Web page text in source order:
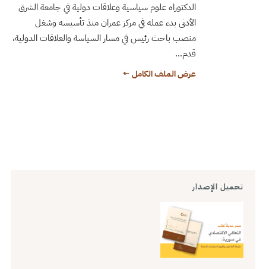
الدكتوراه علوم سياسية وعلاقات دولية في جامعة الشرق
الأدنى بدء عمله في مركز عمران منذ تأسيسه وشغل
منصب باحث رئيس في مسار السياسة والعلاقات الدولية،
قدم…
عرض الملف الكامل ←
تحميل الإصدار